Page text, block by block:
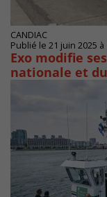
CANDIAC
Publié le 21 juin 2025 à
Exo modifie
nationale et